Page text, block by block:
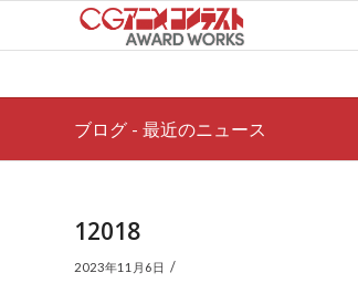
ブログ - 最近のニュース
12018
2023年11月6日 /